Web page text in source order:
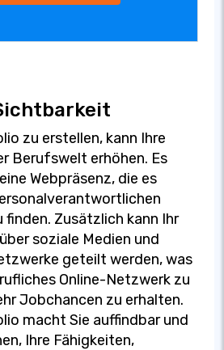
zu erstellen, kann Ihre
Berufswelt erhöhen. Es
Webpräsenz, die es
finden. Zusätzlich kann Ihr
soziale Medien und
geteilt werden, was
Online-Netzwerk zu
Jobchancen zu erhalten.
macht Sie auffindbar und
Ihre Fähigkeiten,